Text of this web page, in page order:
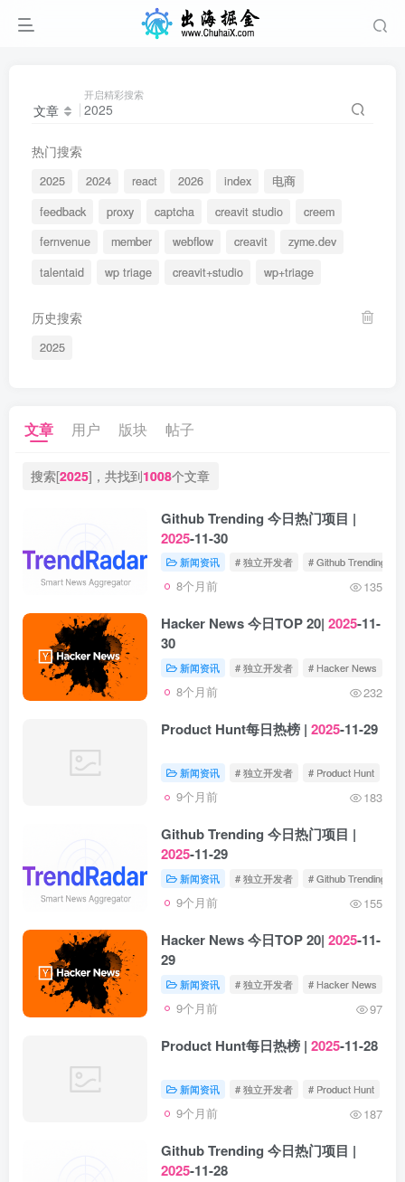
文章
开启精彩搜索
热门搜索
2025 2024 react 2026 index
电商
feedback
proxy captcha creavit studio
creem
fernvenue
member webflow creavit
zyme.dev
talentaid
wp triage creavit+studio wp+triage
历史搜索
2025
文章 用户 版块 帖子
搜索[2025]，共找到1008个文章
Github Trending 今日热门项目 |
2025-11-30
新闻资讯 # 独立开发者 # Github Trending
8个月前 135
Hacker News 今日TOP 20| 2025-11-
30
新闻资讯 # 独立开发者 # Hacker News
8个月前 232
Product Hunt每日热榜 | 2025-11-29
新闻资讯 # 独立开发者 # Product Hunt
9个月前 183
Github Trending 今日热门项目 |
2025-11-29
新闻资讯 # 独立开发者 # Github Trending
9个月前 155
Hacker News 今日TOP 20| 2025-11-
29
新闻资讯 # 独立开发者 # Hacker News
9个月前 97
Product Hunt每日热榜 | 2025-11-28
新闻资讯 # 独立开发者 # Product Hunt
9个月前 187
Github Trending 今日热门项目 |
2025-11-28